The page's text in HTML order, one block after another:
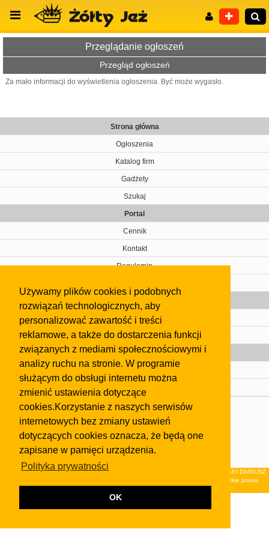
Używamy plików cookies i podobnych
rozwiązań technologicznych, aby
personalizować zawartość i treści
reklamowe, a także do dostarczenia funkcji
związanych z mediami społecznościowymi i
analizy ruchu na stronie. W programie
służącym do obsługi internetu można
zmienić ustawienia dotyczące
cookies.Korzystanie z naszych serwisów
internetowych bez zmiany ustawień
dotyczących cookies oznacza, że będą one
zapisane w pamięci urządzenia.
Polityka prywatności
OK
Przeglądanie ogłoszeń
Przegląd ogłoszeń
Za mało informacji do wyświetlenia ogłoszenia. Być może wygasło.
Strona główna
Ogłoszenia
Katalog firm
Gadżety
Szukaj
Portal
Cennik
Kontakt
Regulamin
Gazeta
Olkusz
Kontakt
Strefa dla biznesu
Biura nieruchomości
Dealerzy i autokomisy
Skontaktuj się z nami
regulaminuiPolityki Prywatności.
Klauzula FB
© 2026Wydawnictwo NEON sp. z o.o. (dawniej: FIRMA NEON MAREK KLUCZEWSKI DARIUSZ
KRAWCZYK s.c.) z siedzibą w Olkuszu, ul.Żuradzka 15, 32-300 Olkusz . Wszystkie prawa